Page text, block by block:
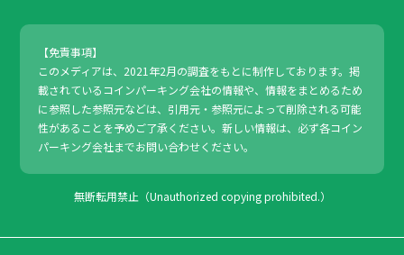
【免責事項】
このメディアは、2021年2月の調査をもとに制作しております。掲
載されているコインパーキング会社の情報や、情報をまとめるため
に参照した参照元などは、引用元・参照元によって削除される可能
性があることを予めご了承ください。新しい情報は、必ず各コイン
パーキング会社までお問い合わせください。
無断転用禁止（Unauthorized copying prohibited.）